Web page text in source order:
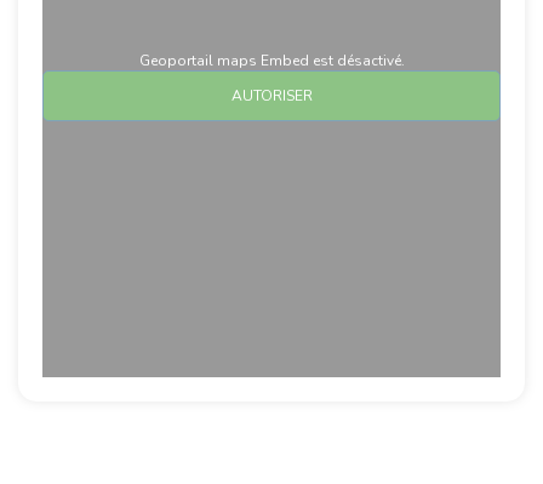
Geoportail maps Embed est désactivé.
AUTORISER